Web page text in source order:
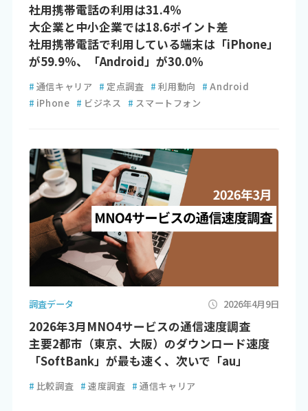
社用携帯電話の利用は31.4％
大企業と中小企業では18.6ポイント差
社用携帯電話で利用している端末は「iPhone」
が59.9％、「Android」が30.0％
# 通信キャリア # 定点調査 # 利用動向 # Android
# iPhone # ビジネス # スマートフォン
調査データ 2026年4月9日
2026年3月MNO4サービスの通信速度調査
主要2都市（東京、大阪）のダウンロード速度
「SoftBank」が最も速く、次いで「au」
# 比較調査 # 速度調査 # 通信キャリア